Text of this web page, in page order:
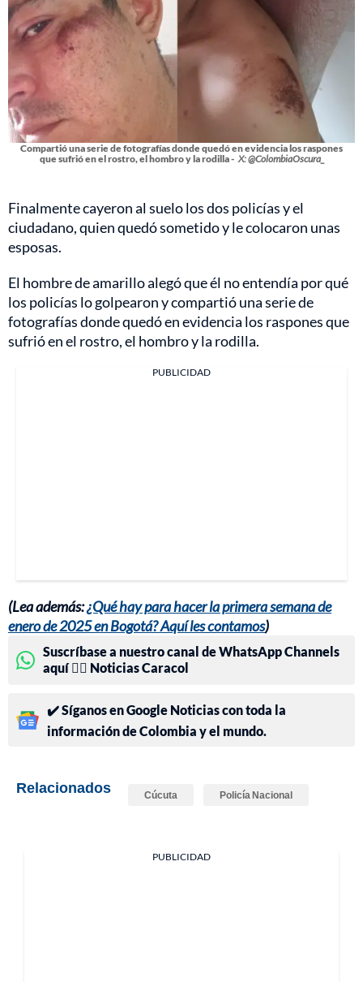
Compartió una serie de fotografías donde quedó en evidencia los raspones
que sufrió en el rostro, el hombro y la rodilla - X: @ColombiaOscura_
Finalmente cayeron al suelo los dos policías y el
ciudadano, quien quedó sometido y le colocaron unas
esposas.
El hombre de amarillo alegó que él no entendía por qué
los policías lo golpearon y compartió una serie de
fotografías donde quedó en evidencia los raspones que
sufrió en el rostro, el hombro y la rodilla.
PUBLICIDAD
(Lea además:¿Qué hay para hacer la primera semana de
enero de 2025 en Bogotá? Aquí les contamos)
Suscríbase a nuestro canal de WhatsApp Channels
aquí 👉🏻 Noticias Caracol
✔️ Síganos en Google Noticias con toda la
información de Colombia y el mundo.
Relacionados Cúcuta Policía Nacional
PUBLICIDAD